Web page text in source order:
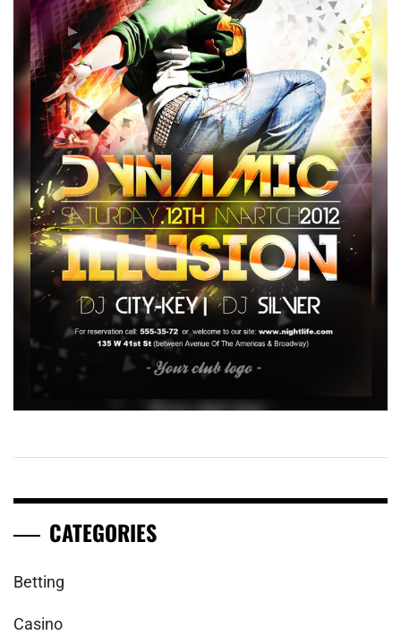
CATEGORIES
Betting
Casino